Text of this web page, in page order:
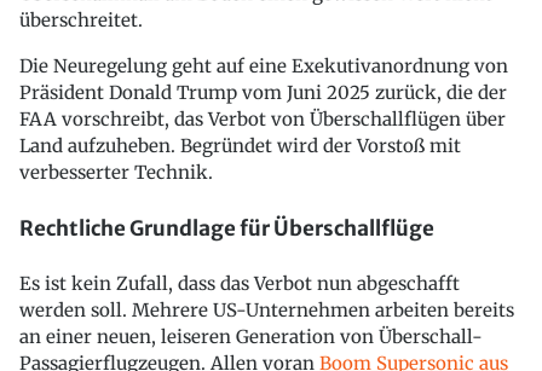
überschreitet.
Die Neuregelung geht auf eine Exekutivanordnung von
Präsident Donald Trump vom Juni 2025 zurück, die der
FAA vorschreibt, das Verbot von Überschallflügen über
Land aufzuheben. Begründet wird der Vorstoß mit
verbesserter Technik.
Rechtliche Grundlage für Überschallflüge
Es ist kein Zufall, dass das Verbot nun abgeschafft
werden soll. Mehrere US-Unternehmen arbeiten bereits
an einer neuen, leiseren Generation von Überschall-
Passagierflugzeugen. Allen voran Boom Supersonic aus